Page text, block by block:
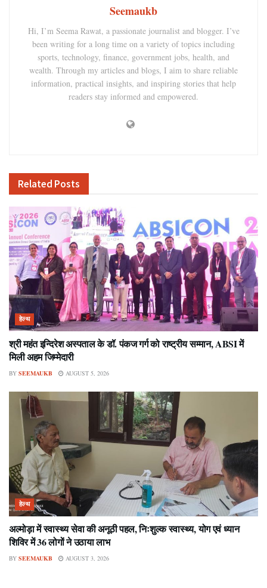
Seemaukb
Hi, I’m Seema Rawat, a passionate journalist and blogger. I’ve
been writing for a long time on a variety of topics including
sports, technology, finance, government jobs, health, and
wealth. Through my articles and blogs, I aim to share reliable
information, practical insights, and inspiring stories that help
readers stay informed and empowered.
Related Posts
हेल्थ
श्री महंत इन्दिरेश अस्पताल के डॉ. पंकज गर्ग को राष्ट्रीय सम्मान, ABSI में
मिली अहम जिम्मेदारी
BY SEEMAUKB AUGUST 5, 2026
हेल्थ
अल्मोड़ा में स्वास्थ्य सेवा की अनूठी पहल, निःशुल्क स्वास्थ्य, योग एवं ध्यान
शिविर में 36 लोगों ने उठाया लाभ
BY SEEMAUKB AUGUST 3, 2026